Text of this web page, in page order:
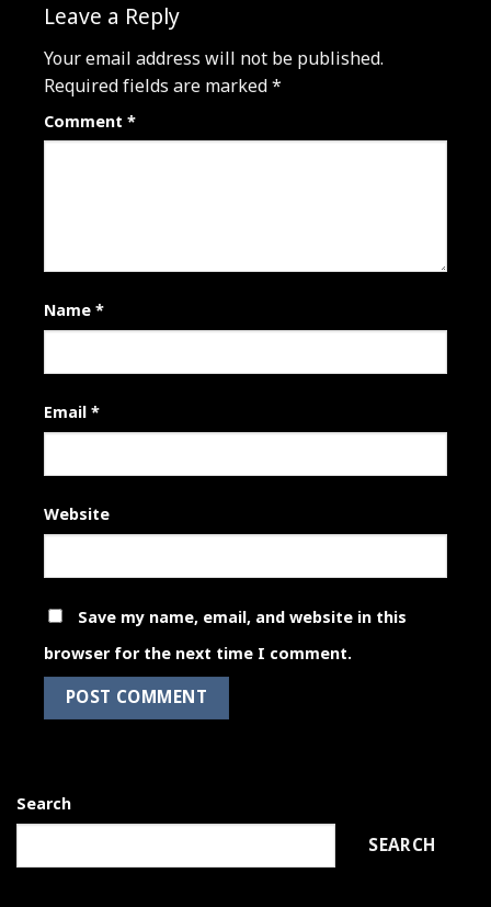
Leave a Reply
Your email address will not be published.
Required fields are marked*
Comment *
Name*
Email*
Website
Save my name, email, and website in this
browser for the next time I comment.
Search
SEARCH